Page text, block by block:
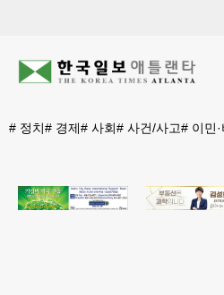
# 정치# 경제# 사회# 사건/사고# 이민